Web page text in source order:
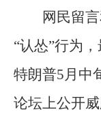
网民留
“认怂”行为
特朗普5月中
论坛上公开